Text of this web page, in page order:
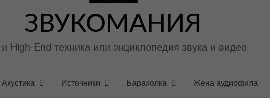
ЗВУКОМАНИЯ
High-End техника или энциклопедия звука и видео
Акустика Источники Барахолка Жена аудиофила